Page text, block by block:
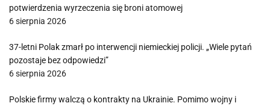
potwierdzenia wyrzeczenia się broni atomowej
6 sierpnia 2026
37-letni Polak zmarł po interwencji niemieckiej policji. „Wiele pytań
pozostaje bez odpowiedzi”
6 sierpnia 2026
Polskie firmy walczą o kontrakty na Ukrainie. Pomimo wojny i